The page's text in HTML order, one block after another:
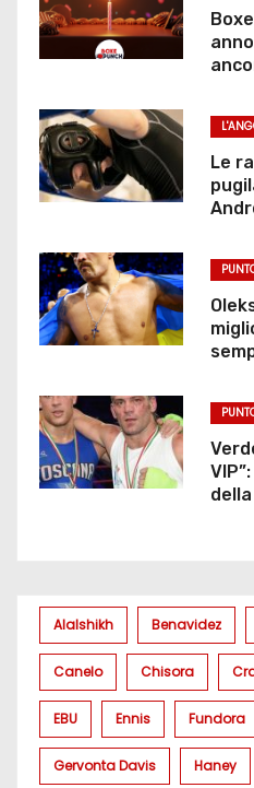
Le
Alalshikh Benavidez
Canelo Chisora
EBU Ennis Fundora
Gervonta Davis Haney